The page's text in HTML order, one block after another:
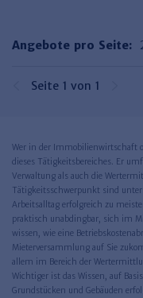
Angebote pro Seite:
Seite 1 von 1
Wer in der Immobilienwirtschaft
dieses Tätigkeitsbereiches. Er
Verwaltung als auch die
Tätigkeitsschwerpunkt sind
Arbeitsalltag erfolgreich zu
praktisch unabdingbar, sich im
wissen, wie eine
Mieterversammlung auf Sie
allem im Bereich der
Wichtiger ist das Wissen, auf
Grundstücken und Gebäuden